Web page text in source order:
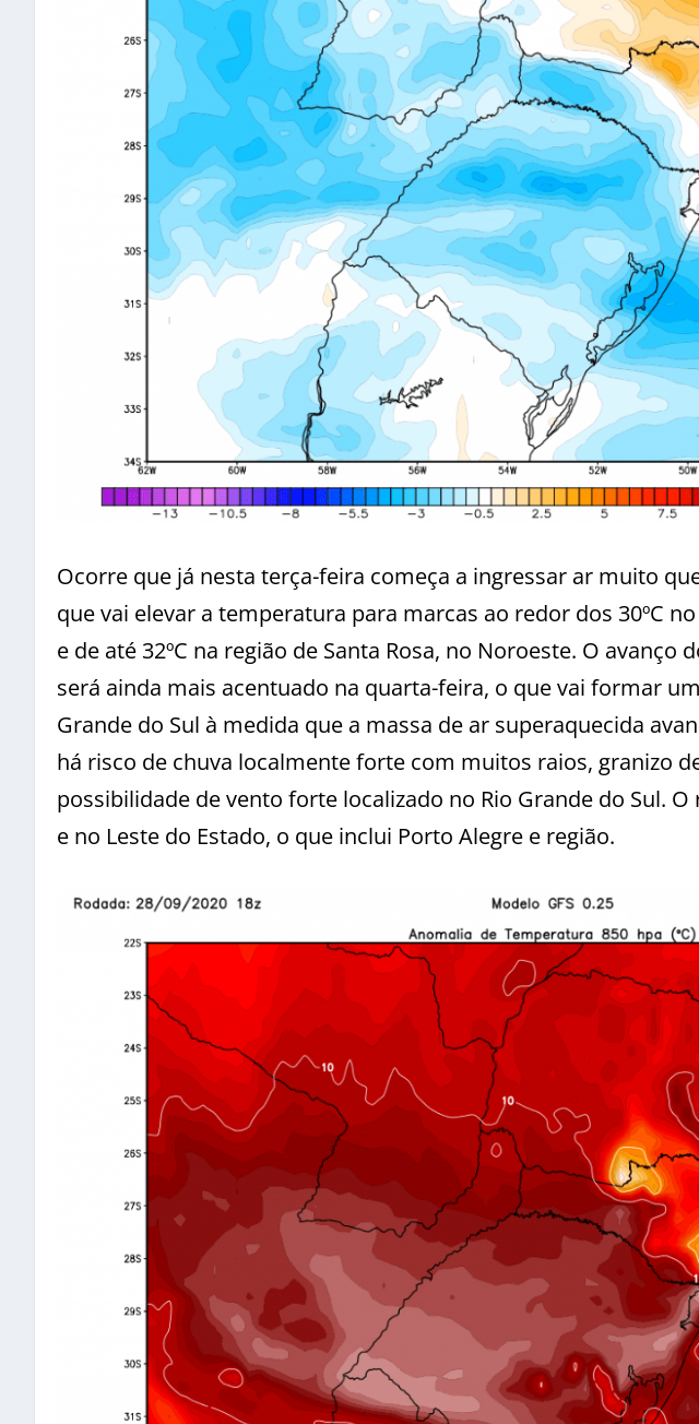
Ocorre que já nesta terça-feira começa a ingressar ar muito
que vai elevar a temperatura para marcas ao redor dos 30ºC
e de até 32ºC na região de Santa Rosa, no Noroeste. O
será ainda mais acentuado na quarta-feira, o que vai formar
Grande do Sul à medida que a massa de ar superaquecida
há risco de chuva localmente forte com muitos raios, granizo
possibilidade de vento forte localizado no Rio Grande do Sul.
e no Leste do Estado, o que inclui Porto Alegre e região.